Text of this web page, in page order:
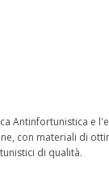
Antinfortunistica e
con materiali di
di qualità.